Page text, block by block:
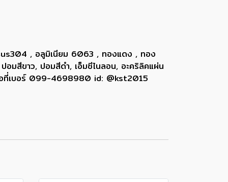
, อลูมิเนียม 6063 , ทองแดง , ทอง
มสีขาว, ปอมสีดำ, เอ็มซีไนลอน, อะคริลิคแผ่น
ต่อที่เบอร์ 099-4698980 id: @kst2015